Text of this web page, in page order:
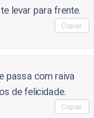
levar para frente.
Copiar
passa com raiva
de felicidade.
Copiar